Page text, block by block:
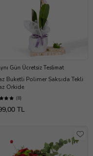
Gün Ücretsiz Teslimat
Buketli Polimer Saksıda Tekli
Orkide
(8)
TL